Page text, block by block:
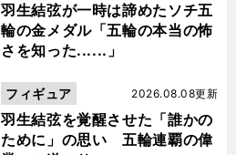
羽生結弦が一時は諦めたソチ五
輪の金メダル「五輪の本当の怖
さを知った......」
羽生結弦を覚醒させた「誰かの
ために」の思い 五輪連覇の偉
2026.08.08更新
フィギュア